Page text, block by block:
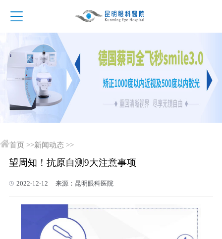
首页 >>新闻动态 >>
望周知！抗原自测9大注意事项
2022-12-12 来源：昆明眼科医院